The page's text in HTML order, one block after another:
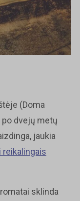
(Doma
po dvejų metų
jaukia
sklinda